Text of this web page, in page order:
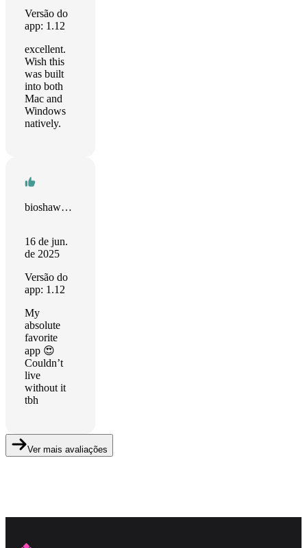
Versão do
app: 1.12
excellent.
Wish this
was built
into both
Mac and
Windows
natively.
bioshawna 🌙
16 de jun.
de 2025
Versão do
app: 1.12
My
absolute
favorite
app 😍
Couldn’t
live
without it
tbh
Ver mais avaliações